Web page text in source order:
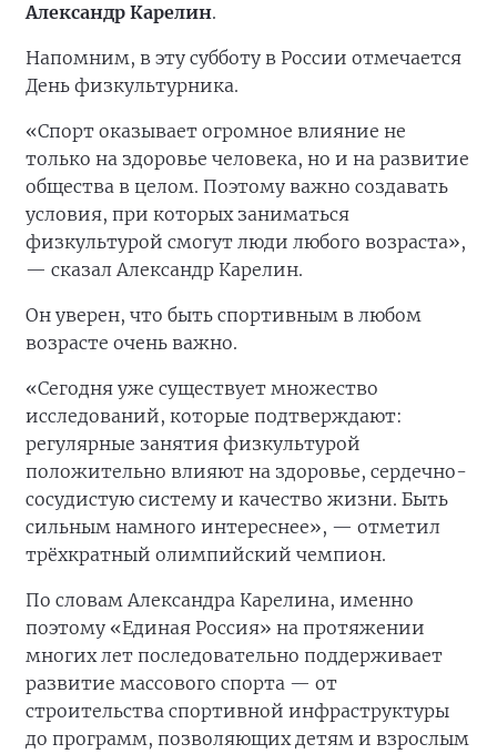
Александр Карелин.
Напомним, в эту субботу в России отмечается
День физкультурника.
«Спорт оказывает огромное влияние не
только на здоровье человека, но и на развитие
общества в целом. Поэтому важно создавать
условия, при которых заниматься
физкультурой смогут люди любого возраста»,
— сказал Александр Карелин.
Он уверен, что быть спортивным в любом
возрасте очень важно.
«Сегодня уже существует множество
исследований, которые подтверждают:
регулярные занятия физкультурой
положительно влияют на здоровье, сердечно-
сосудистую систему и качество жизни. Быть
сильным намного интереснее», — отметил
трёхкратный олимпийский чемпион.
По словам Александра Карелина, именно
поэтому «Единая Россия» на протяжении
многих лет последовательно поддерживает
развитие массового спорта — от
строительства спортивной инфраструктуры
до программ, позволяющих детям и взрослым